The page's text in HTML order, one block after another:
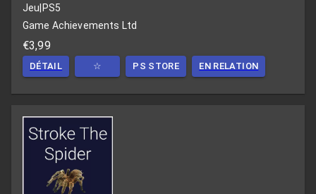
Jeu PS5
Game Achievements Ltd
€3,99
DÉTAIL ☆ PS STORE EN RELATION